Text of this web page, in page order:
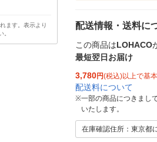
ます。表示より
。
配送情報・送料に
この商品はLOHACO
最短翌日お届け
3,780円(税込)以上で基
配送料について
※一部の商品につきまし
いたします。
在庫確認住所：東京都